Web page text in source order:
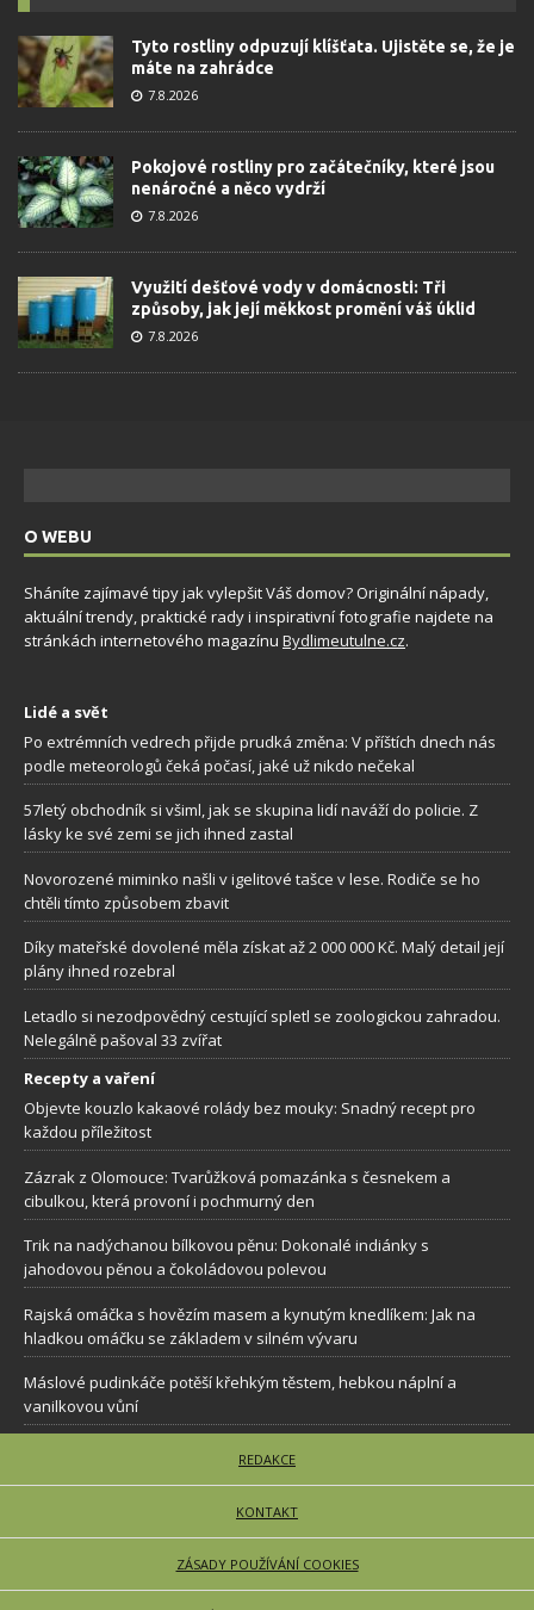
Tyto rostliny odpuzují klíšťata. Ujistěte se, že je
máte na zahrádce
7.8.2026
Pokojové rostliny pro začátečníky, které jsou
nenáročné a něco vydrží
7.8.2026
Využití dešťové vody v domácnosti: Tři
způsoby, jak její měkkost promění váš úklid
7.8.2026
O WEBU
Sháníte zajímavé tipy jak vylepšit Váš domov? Originální nápady,
aktuální trendy, praktické rady i inspirativní fotografie najdete na
stránkách internetového magazínu Bydlimeutulne.cz.
Lidé a svět
Po extrémních vedrech přijde prudká změna: V příštích dnech nás
podle meteorologů čeká počasí, jaké už nikdo nečekal
57letý obchodník si všiml, jak se skupina lidí naváží do policie. Z
lásky ke své zemi se jich ihned zastal
Novorozené miminko našli v igelitové tašce v lese. Rodiče se ho
chtěli tímto způsobem zbavit
Díky mateřské dovolené měla získat až 2 000 000 Kč. Malý detail její
plány ihned rozebral
Letadlo si nezodpovědný cestující spletl se zoologickou zahradou.
Nelegálně pašoval 33 zvířat
Recepty a vaření
Objevte kouzlo kakaové rolády bez mouky: Snadný recept pro
každou příležitost
Zázrak z Olomouce: Tvarůžková pomazánka s česnekem a
cibulkou, která provoní i pochmurný den
Trik na nadýchanou bílkovou pěnu: Dokonalé indiánky s
jahodovou pěnou a čokoládovou polevou
Rajská omáčka s hovězím masem a kynutým knedlíkem: Jak na
hladkou omáčku se základem v silném vývaru
Máslové pudinkáče potěší křehkým těstem, hebkou náplní a
vanilkovou vůní
REDAKCE
KONTAKT
ZÁSADY POUŽÍVÁNÍ COOKIES